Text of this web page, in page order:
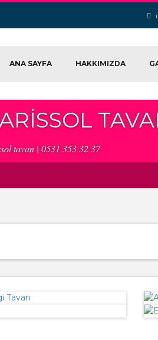
ANA SAYFA HAKKIMIZDA
tavan | 0531 353 32 37